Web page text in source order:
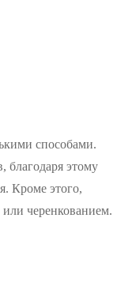
способами.
этому
Кроме этого,
черенкованием.